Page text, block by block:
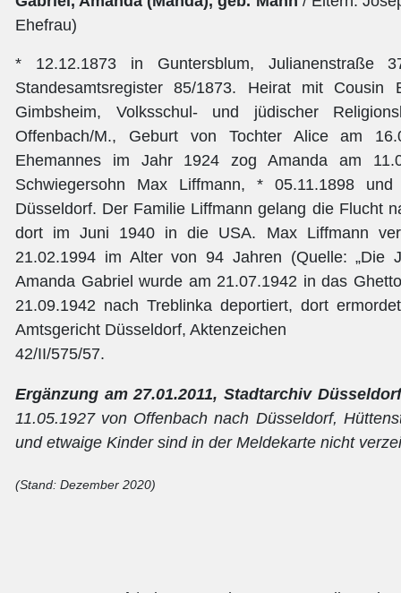
Ehefrau)
* 12.12.1873 in Guntersblum, Julianenstraße
Standesamtsregister 85/1873. Heirat mit
Gimbsheim, Volksschul- und jüdischer
Offenbach/M., Geburt von Tochter Alice am
Ehemannes im Jahr 1924 zog Amanda am
Schwiegersohn Max Liffmann, * 05.11.1898
Düsseldorf. Der Familie Liffmann gelang die Flucht
dort im Juni 1940 in die USA. Max Liffmann
21.02.1994 im Alter von 94 Jahren (Quelle: „Die
Amanda Gabriel wurde am 21.07.1942 in das
21.09.1942 nach Treblinka deportiert, dort
Amtsgericht Düsseldorf, Aktenzeichen
42/II/575/57.
Ergänzung am 27.01.2011, Stadtarchiv
11.05.1927 von Offenbach nach Düsseldorf,
und etwaige Kinder sind in der Meldekarte nicht
(Stand: Dezember 2020)